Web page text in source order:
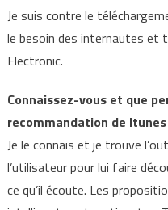
Je suis contre le
le besoin des internautes et
Electronic.
Connaissez-vous et que
recommandation de Itunes
Je le connais et je trouve
l’utilisateur pour lui faire
ce qu’il écoute. Les